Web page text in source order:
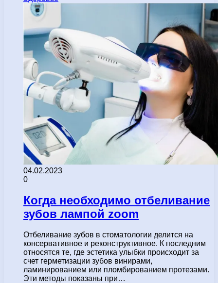
04.02.2023
0
Когда необходимо отбеливание
зубов лампой zoom
Отбеливание зубов в стоматологии делится на
консервативное и реконструктивное. К последним
относятся те, где эстетика улыбки происходит за
счет герметизации зубов винирами,
ламинированием или пломбированием протезами.
Эти методы показаны при…